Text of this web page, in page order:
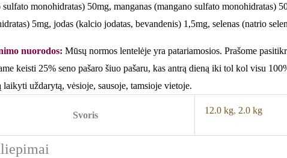
monohidratas) 50mg, manganas (mangano sulfato
5mg, jodas (kalcio jodatas, bevandenis) 1,5mg, selenas (natrio
nuorodos: Mūsų normos lentelėje yra patariamosios. Prašome
keisti 25% seno pašaro šiuo pašaru, kas antrą dieną iki tol kol visu
laikyti uždarytą, vėsioje, sausoje, tamsioje vietoje.
Svoris 12.0 kg, 2.0 kg